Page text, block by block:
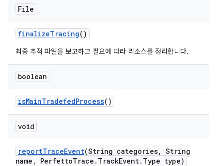
File
finalizeTracing()
최종 추적 파일을 보고하고 필요에 따라 리소스를 정리합니다.
boolean
isMainTradefedProcess()
void
reportTraceEvent(String categories, String
name , PerfettoTrace . TrackEvent. Type type)